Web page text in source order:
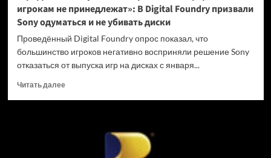
игрокам не принедлежат»: В Digital Foundry призвали
Sony одуматься и не убивать диски
Проведённый Digital Foundry опрос показал, что
большинство игроков негативно восприняли решение Sony
отказаться от выпуска игр на дисках с января...
Читать далееПрочитать